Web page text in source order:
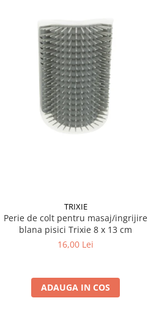
TRIXIE
Perie de colt pentru masaj/ingrijire
blana pisici Trixie 8 x 13 cm
16,00 Lei
ADAUGA IN COS